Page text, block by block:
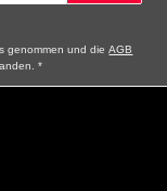
genommen und dieAGB
*